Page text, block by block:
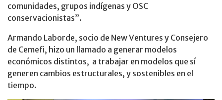
comunidades, grupos indígenas y OSC
conservacionistas”.
Armando Laborde, socio de New Ventures y Consejero
de Cemefi, hizo un llamado a generar modelos
económicos distintos, a trabajar en modelos que sí
generen cambios estructurales, y sostenibles en el
tiempo.